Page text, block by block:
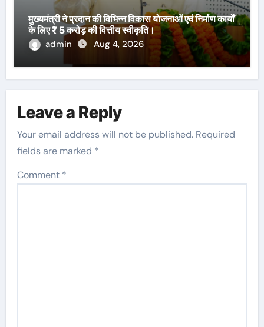
मुख्यमंत्री ने प्रदान की विभिन्न विकास योजनाओं एवं निर्माण कार्यों
के लिए ₹ 5 करोड़ की वित्तीय स्वीकृति।
admin
Aug 4, 2026
Leave a Reply
Your email address will not be published. Required
fields are marked *
Comment *